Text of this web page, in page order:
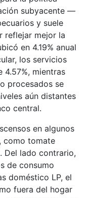
subyacente —
y suele
reflejar mejor la
en 4.19% anual
los servicios
4.57%, mientras
procesados se
aún distantes
central.
en algunos
como tomate
Del lado contrario,
de consumo
doméstico LP, el
fuera del hogar